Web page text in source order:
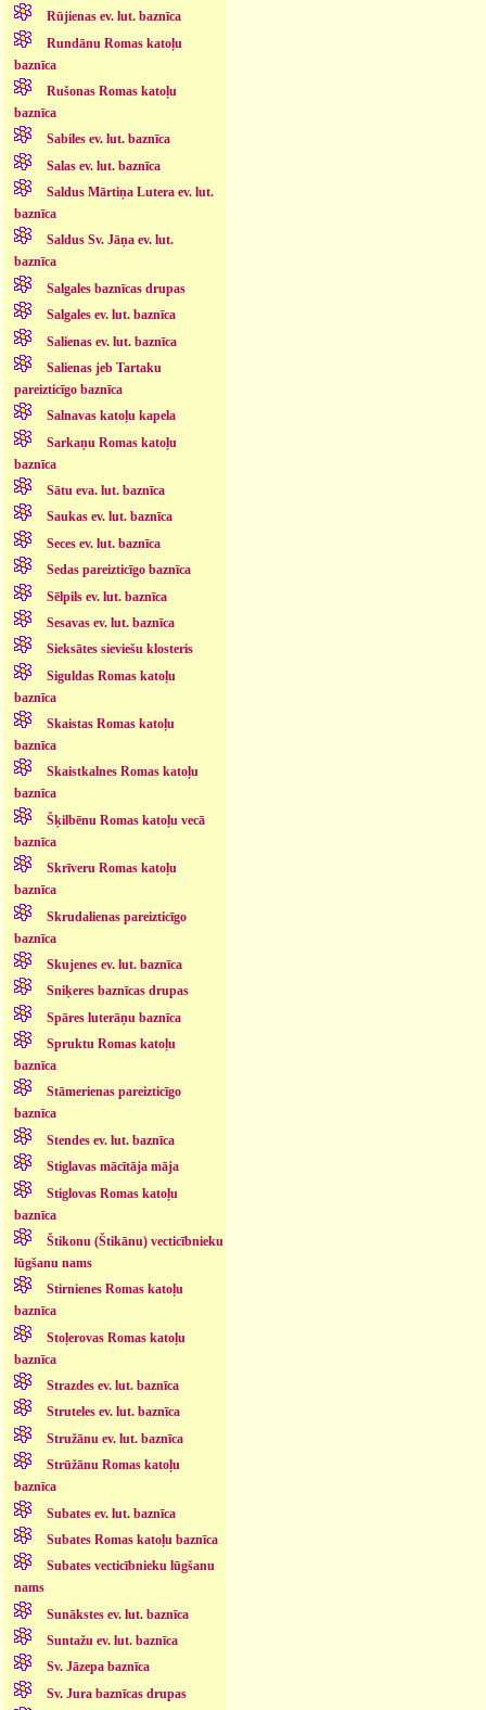
Rūjienas ev. lut. baznīca
Rundānu Romas katoļu
baznīca
Rušonas Romas katoļu
baznīca
Sabiles ev. lut. baznīca
Salas ev. lut. baznīca
Saldus Mārtiņa Lutera ev. lut.
baznīca
Saldus Sv. Jāņa ev. lut.
baznīca
Salgales baznīcas drupas
Salgales ev. lut. baznīca
Salienas ev. lut. baznīca
Salienas jeb Tartaku
pareizticīgo baznīca
Salnavas katoļu kapela
Sarkaņu Romas katoļu
baznīca
Sātu eva. lut. baznīca
Saukas ev. lut. baznīca
Seces ev. lut. baznīca
Sedas pareizticīgo baznīca
Sēlpils ev. lut. baznīca
Sesavas ev. lut. baznīca
Sieksātes sieviešu klosteris
Siguldas Romas katoļu
baznīca
Skaistas Romas katoļu
baznīca
Skaistkalnes Romas katoļu
baznīca
Šķilbēnu Romas katoļu vecā
baznīca
Skrīveru Romas katoļu
baznīca
Skrudalienas pareizticīgo
baznīca
Skujenes ev. lut. baznīca
Sniķeres baznīcas drupas
Spāres luterāņu baznīca
Spruktu Romas katoļu
baznīca
Stāmerienas pareizticīgo
baznīca
Stendes ev. lut. baznīca
Stiglavas mācītāja māja
Stiglovas Romas katoļu
baznīca
Štikonu (Štikānu) vecticībnieku
lūgšanu nams
Stirnienes Romas katoļu
baznīca
Stoļerovas Romas katoļu
baznīca
Strazdes ev. lut. baznīca
Struteles ev. lut. baznīca
Stružānu ev. lut. baznīca
Strūžānu Romas katoļu
baznīca
Subates ev. lut. baznīca
Subates Romas katoļu baznīca
Subates vecticībnieku lūgšanu
nams
Sunākstes ev. lut. baznīca
Suntažu ev. lut. baznīca
Sv. Jāzepa baznīca
Sv. Jura baznīcas drupas